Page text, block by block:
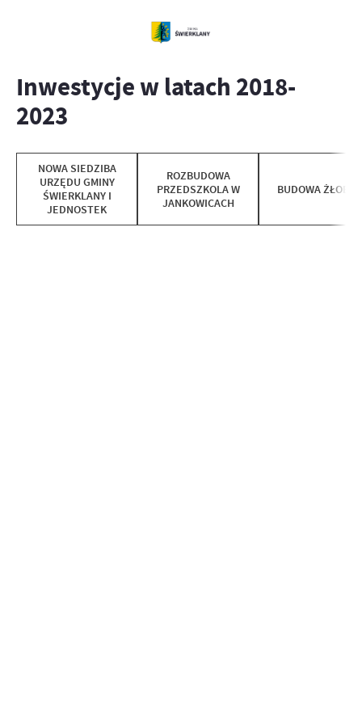
Inwestycje w latach 2018-
2023
NOWA SIEDZIBA
URZĘDU GMINY
ŚWIERKLANY I
JEDNOSTEK
ROZBUDOWA
PRZEDSZKOLA W
JANKOWICACH
BUDOWA ŻŁOBKA